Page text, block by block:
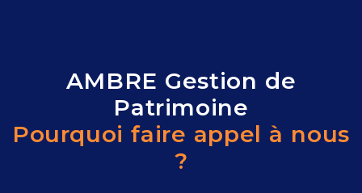
AMBRE Gestion de
Patrimoine
Pourquoi faire appel à nous
?